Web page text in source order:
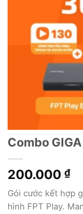
Combo GIGA
200.000 ₫
Gói cước kết hợp
hình FPT Play.